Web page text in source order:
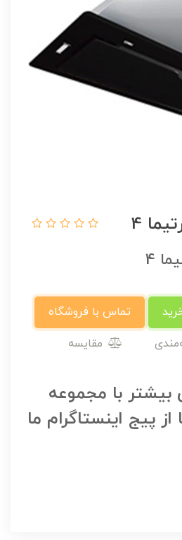
4
4
تماس با فروشگاه
مقایسه
بیشتر با مجموعه
پیج اینستاگرام ما